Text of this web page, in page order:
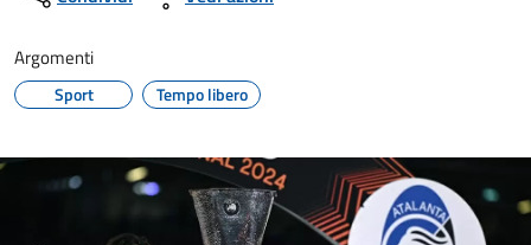
Argomenti
Sport Tempo libero